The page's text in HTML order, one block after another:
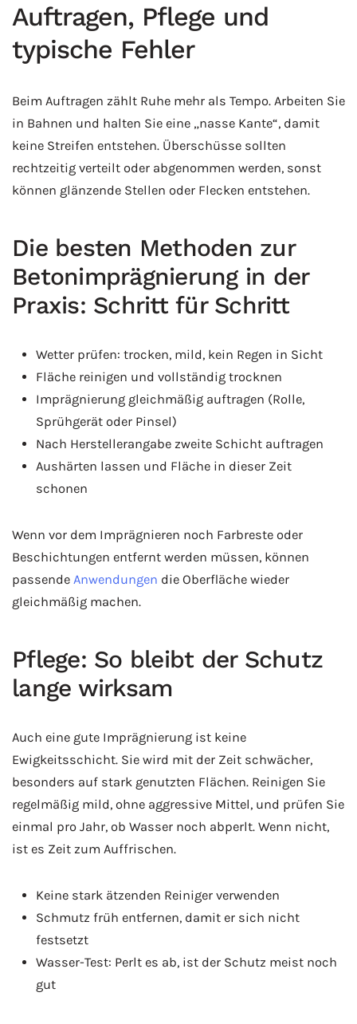
Auftragen, Pflege und
typische Fehler
Beim Auftragen zählt Ruhe mehr als Tempo. Arbeiten Sie
in Bahnen und halten Sie eine „nasse Kante“, damit
keine Streifen entstehen. Überschüsse sollten
rechtzeitig verteilt oder abgenommen werden, sonst
können glänzende Stellen oder Flecken entstehen.
Die besten Methoden zur
Betonimprägnierung in der
Praxis: Schritt für Schritt
Wetter prüfen: trocken, mild, kein Regen in Sicht
Fläche reinigen und vollständig trocknen
Imprägnierung gleichmäßig auftragen (Rolle,
Sprühgerät oder Pinsel)
Nach Herstellerangabe zweite Schicht auftragen
Aushärten lassen und Fläche in dieser Zeit
schonen
Wenn vor dem Imprägnieren noch Farbreste oder
Beschichtungen entfernt werden müssen, können
passende Anwendungen die Oberfläche wieder
gleichmäßig machen.
Pflege: So bleibt der Schutz
lange wirksam
Auch eine gute Imprägnierung ist keine
Ewigkeitsschicht. Sie wird mit der Zeit schwächer,
besonders auf stark genutzten Flächen. Reinigen Sie
regelmäßig mild, ohne aggressive Mittel, und prüfen Sie
einmal pro Jahr, ob Wasser noch abperlt. Wenn nicht,
ist es Zeit zum Auffrischen.
Keine stark ätzenden Reiniger verwenden
Schmutz früh entfernen, damit er sich nicht
festsetzt
Wasser-Test: Perlt es ab, ist der Schutz meist noch
gut